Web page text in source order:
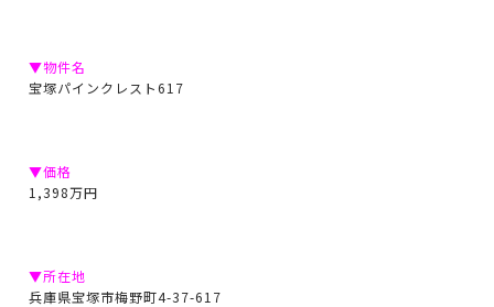
▼物件名
宝塚パインクレスト617
▼価格
1,398万円
▼所在地
兵庫県宝塚市梅野町4-37-617